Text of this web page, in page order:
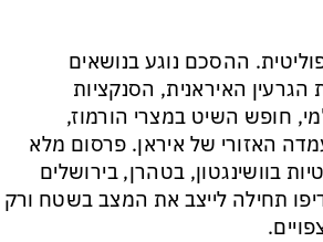
ההסכם נוגע בנושאים
הגרעין האיראנית, הסנקציות
חופש השיט במצרי הורמוז,
האזורי של איראן. פרסום מלא
בוושינגטון, בטהרן, בירושלים
תחילה לייצב את המצב בשטח ורק